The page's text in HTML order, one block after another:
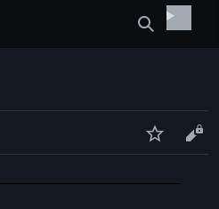
Найти
Следить